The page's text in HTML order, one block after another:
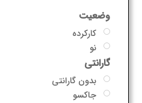
وضعیت
کارکرده
نو
گارانتی
بدون گارانتی
جاکسو